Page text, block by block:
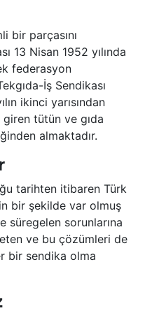
bir parçasını
13 Nisan 1952 yılında
federasyon
İş Sendikası
ikinci yarısından
tütün ve gıda
almaktadır.
tarihten itibaren Türk
bir şekilde var olmuş
süregelen sorunlarına
ve bu çözümleri de
bir sendika olma